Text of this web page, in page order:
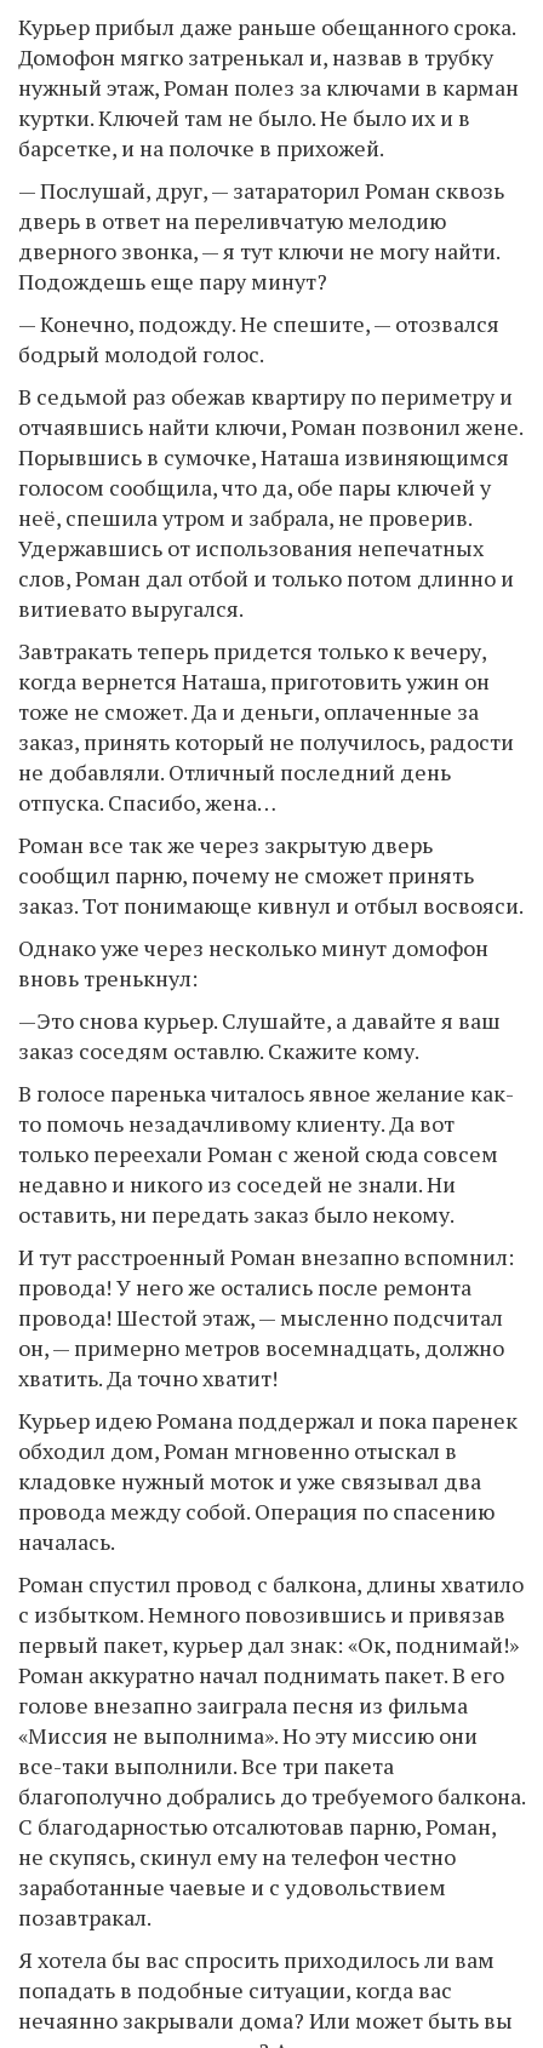
Курьер прибыл даже раньше обещанного срока.
Домофон мягко затренькал и, назвав в трубку
нужный этаж, Роман полез за ключами в карман
куртки. Ключей там не было. Не было их и в
барсетке, и на полочке в прихожей.
— Послушай, друг, — затараторил Роман сквозь
дверь в ответ на переливчатую мелодию
дверного звонка, — я тут ключи не могу найти.
Подождешь еще пару минут?
— Конечно, подожду. Не спешите, — отозвался
бодрый молодой голос.
В седьмой раз обежав квартиру по периметру и
отчаявшись найти ключи, Роман позвонил жене.
Порывшись в сумочке, Наташа извиняющимся
голосом сообщила, что да, обе пары ключей у
неё, спешила утром и забрала, не проверив.
Удержавшись от использования непечатных
слов, Роман дал отбой и только потом длинно и
витиевато выругался.
Завтракать теперь придется только к вечеру,
когда вернется Наташа, приготовить ужин он
тоже не сможет. Да и деньги, оплаченные за
заказ, принять который не получилось, радости
не добавляли. Отличный последний день
отпуска. Спасибо, жена…
Роман все так же через закрытую дверь
сообщил парню, почему не сможет принять
заказ. Тот понимающе кивнул и отбыл восвояси.
Однако уже через несколько минут домофон
вновь тренькнул:
—Это снова курьер. Слушайте, а давайте я ваш
заказ соседям оставлю. Скажите кому.
В голосе паренька читалось явное желание как-
то помочь незадачливому клиенту. Да вот
только переехали Роман с женой сюда совсем
недавно и никого из соседей не знали. Ни
оставить, ни передать заказ было некому.
И тут расстроенный Роман внезапно вспомнил:
провода! У него же остались после ремонта
провода! Шестой этаж, — мысленно подсчитал
он, — примерно метров восемнадцать, должно
хватить. Да точно хватит!
Курьер идею Романа поддержал и пока паренек
обходил дом, Роман мгновенно отыскал в
кладовке нужный моток и уже связывал два
провода между собой. Операция по спасению
началась.
Роман спустил провод с балкона, длины хватило
с избытком. Немного повозившись и привязав
первый пакет, курьер дал знак: «Ок, поднимай!»
Роман аккуратно начал поднимать пакет. В его
голове внезапно заиграла песня из фильма
«Миссия не выполнима». Но эту миссию они
все-таки выполнили. Все три пакета
благополучно добрались до требуемого балкона.
С благодарностью отсалютовав парню, Роман,
не скупясь, скинул ему на телефон честно
заработанные чаевые и с удовольствием
позавтракал.
Я хотела бы вас спросить приходилось ли вам
попадать в подобные ситуации, когда вас
нечаянно закрывали дома? Или может быть вы